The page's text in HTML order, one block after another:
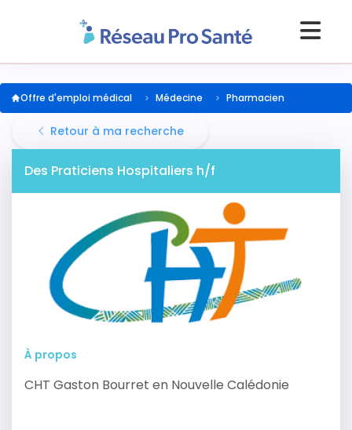
Offre d'emploi médical Médecine Pharmacien
Retour à ma recherche
Des Praticiens Hospitaliers h/f
À propos
CHT Gaston Bourret en Nouvelle Calédonie